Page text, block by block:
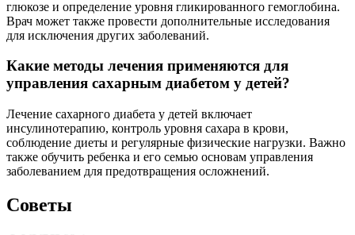
глюкозе и определение уровня гликированного гемоглобина.
Врач может также провести дополнительные исследования
для исключения других заболеваний.
Какие методы лечения применяются для
управления сахарным диабетом у детей?
Лечение сахарного диабета у детей включает
инсулинотерапию, контроль уровня сахара в крови,
соблюдение диеты и регулярные физические нагрузки. Важно
также обучить ребенка и его семью основам управления
заболеванием для предотвращения осложнений.
Советы